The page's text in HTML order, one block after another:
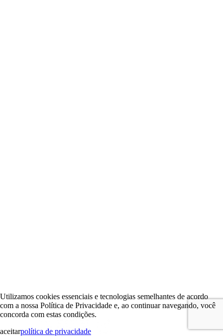
Utilizamos cookies essenciais e tecnologias semelhantes de acordo
com a nossa Política de Privacidade e, ao continuar navegando, você
concorda com estas condições.
aceitarpolítica de privacidade